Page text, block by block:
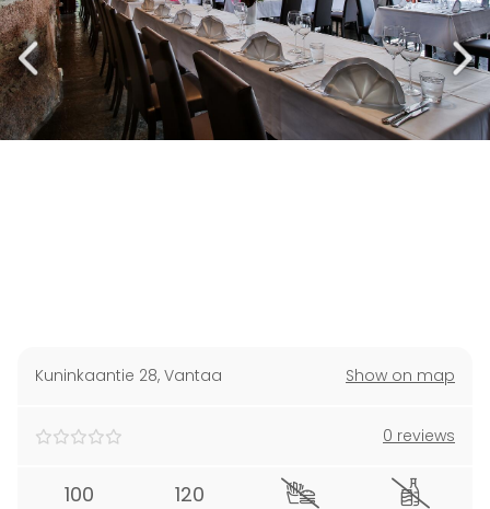
Kuninkaantie 28, Vantaa Show on map
0 reviews
100 120